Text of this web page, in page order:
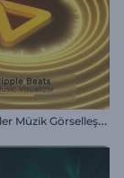
D
algalı Ritimler Müzik Görselleştirici